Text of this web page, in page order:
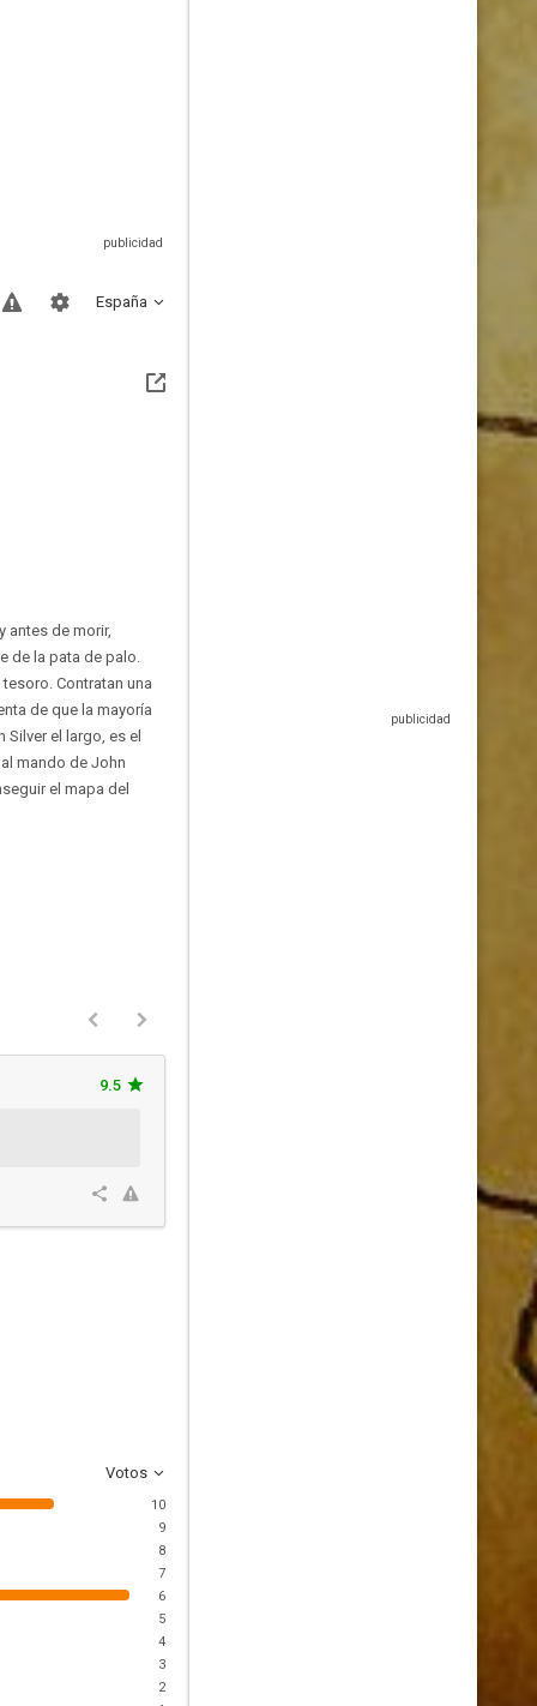
España
antes de morir,
de la pata de palo.
Contratan una
de que la mayoría
el largo, es el
mando de John
el mapa del
9.5
Votos
10
9
8
7
6
5
4
3
2